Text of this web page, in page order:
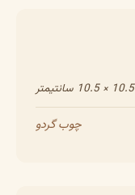
10.5 × 10.5 سانتیمتر
چوب گردو